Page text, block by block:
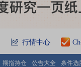
行情中心
期指持仓 公告大全 条件选